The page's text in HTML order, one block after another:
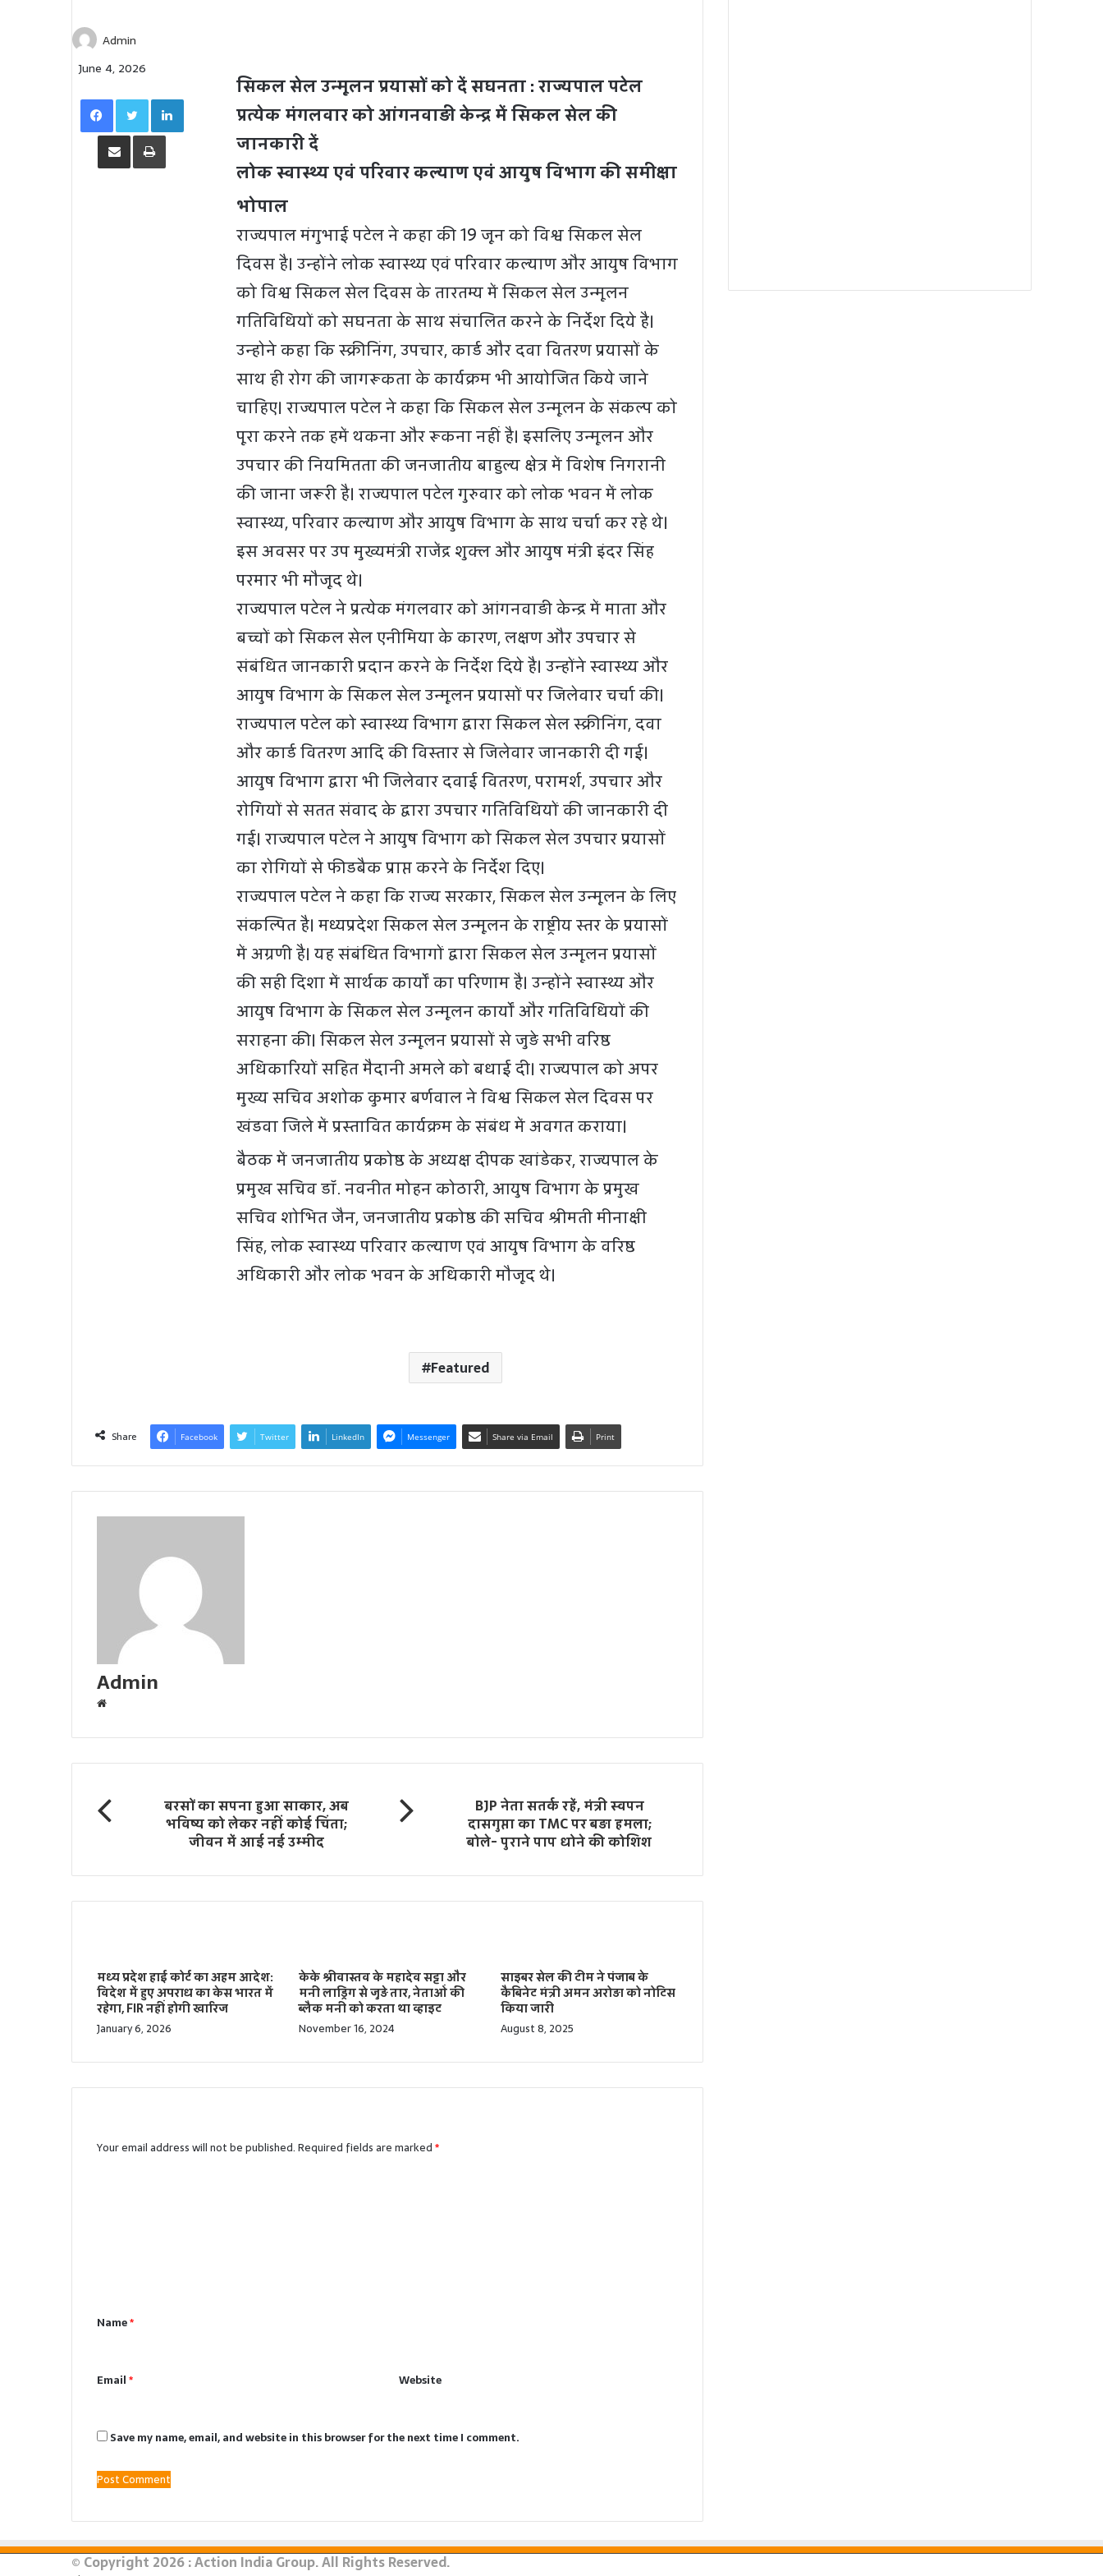
सिकल सेल उन्मूलन प्रयासों को दें सघनता : राज्यपाल पटेल
प्रत्येक मंगलवार को आंगनवाड़ी केन्द्र में सिकल सेल की
जानकारी दें
लोक स्वास्थ्य एवं परिवार कल्याण एवं आयुष विभाग की समीक्षा
भोपाल
राज्यपाल मंगुभाई पटेल ने कहा की 19 जून को विश्व सिकल सेल
दिवस है। उन्होंने लोक स्वास्थ्य एवं परिवार कल्याण और आयुष विभाग
को विश्व सिकल सेल दिवस के तारतम्य में सिकल सेल उन्मूलन
गतिविधियों को सघनता के साथ संचालित करने के निर्देश दिये है।
उन्होने कहा कि स्क्रीनिंग, उपचार, कार्ड और दवा वितरण प्रयासों के
साथ ही रोग की जागरूकता के कार्यक्रम भी आयोजित किये जाने
चाहिए। राज्यपाल पटेल ने कहा कि सिकल सेल उन्मूलन के संकल्प को
पूरा करने तक हमें थकना और रूकना नहीं है। इसलिए उन्मूलन और
उपचार की नियमितता की जनजातीय बाहुल्य क्षेत्र में विशेष निगरानी
की जाना जरूरी है। राज्यपाल पटेल गुरुवार को लोक भवन में लोक
स्वास्थ्य, परिवार कल्याण और आयुष विभाग के साथ चर्चा कर रहे थे।
इस अवसर पर उप मुख्यमंत्री राजेंद्र शुक्ल और आयुष मंत्री इंदर सिंह
परमार भी मौजूद थे।
राज्यपाल पटेल ने प्रत्येक मंगलवार को आंगनवाड़ी केन्द्र में माता और
बच्चों को सिकल सेल एनीमिया के कारण, लक्षण और उपचार से
संबंधित जानकारी प्रदान करने के निर्देश दिये है। उन्होंने स्वास्थ्य और
आयुष विभाग के सिकल सेल उन्मूलन प्रयासों पर जिलेवार चर्चा की।
राज्यपाल पटेल को स्वास्थ्य विभाग द्वारा सिकल सेल स्क्रीनिंग, दवा
और कार्ड वितरण आदि की विस्तार से जिलेवार जानकारी दी गई।
आयुष विभाग द्वारा भी जिलेवार दवाई वितरण, परामर्श, उपचार और
रोगियों से सतत संवाद के द्वारा उपचार गतिविधियों की जानकारी दी
गई। राज्यपाल पटेल ने आयुष विभाग को सिकल सेल उपचार प्रयासों
का रोगियों से फीडबैक प्राप्त करने के निर्देश दिए।
राज्यपाल पटेल ने कहा कि राज्य सरकार, सिकल सेल उन्मूलन के लिए
संकल्पित है। मध्यप्रदेश सिकल सेल उन्मूलन के राष्ट्रीय स्तर के प्रयासों
में अग्रणी है। यह संबंधित विभागों द्वारा सिकल सेल उन्मूलन प्रयासों
की सही दिशा में सार्थक कार्यों का परिणाम है। उन्होंने स्वास्थ्य और
आयुष विभाग के सिकल सेल उन्मूलन कार्यों और गतिविधियों की
सराहना की। सिकल सेल उन्मूलन प्रयासों से जुड़े सभी वरिष्ठ
अधिकारियों सहित मैदानी अमले को बधाई दी। राज्यपाल को अपर
मुख्य सचिव अशोक कुमार बर्णवाल ने विश्व सिकल सेल दिवस पर
खंडवा जिले में प्रस्तावित कार्यक्रम के संबंध में अवगत कराया।
बैठक में जनजातीय प्रकोष्ठ के अध्यक्ष दीपक खांडेकर, राज्यपाल के
प्रमुख सचिव डॉ. नवनीत मोहन कोठारी, आयुष विभाग के प्रमुख
सचिव शोभित जैन, जनजातीय प्रकोष्ठ की सचिव श्रीमती मीनाक्षी
सिंह, लोक स्वास्थ्य परिवार कल्याण एवं आयुष विभाग के वरिष्ठ
अधिकारी और लोक भवन के अधिकारी मौजूद थे।
Featured
Admin
June 4, 2026
Facebook Twitter LinkedIn
Share via Email Print
Share Facebook Twitter LinkedIn Messenger Share via Email Print
Admin
b
e
बरसों का सपना हुआ साकार, अब
भविष्य को लेकर नहीं कोई चिंता;
जीवन में आई नई उम्मीद
BJP नेता सतर्क रहें, मंत्री स्वपन
दासगुप्ता का TMC पर बड़ा हमला;
बोले- पुराने पाप धोने की कोशिश
मध्य प्रदेश हाई कोर्ट का अहम आदेश:
विदेश में हुए अपराध का केस भारत में
रहेगा, FIR नहीं होगी खारिज
January 6, 2026
केके श्रीवास्तव के महादेव सट्टा और
मनी लाड्रिंग से जुड़े तार, नेताओं की
ब्‍लैक मनी को करता था व्‍हाइट
November 16, 2024
साइबर सेल की टीम ने पंजाब के
कैबिनेट मंत्री अमन अरोड़ा को नोटिस
किया जारी
August 8, 2025
Your email address will not be published.Required fields are marked*
t
Name*
Email* Website
Save my name, email, and website in this browser for the next time I comment.
© Copyright 2026 : Action India Group. All Rights Reserved.